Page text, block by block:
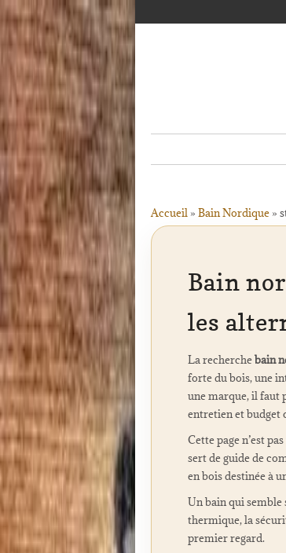
Accueil » Bain Nordique »
Bain
les
La recherchebain
forte du bois, une
une marque, il faut
entretien et budget
Cette page n’est
sert de guide de
en bois destinée à
Un bain qui semble
thermique, la
premier regard.